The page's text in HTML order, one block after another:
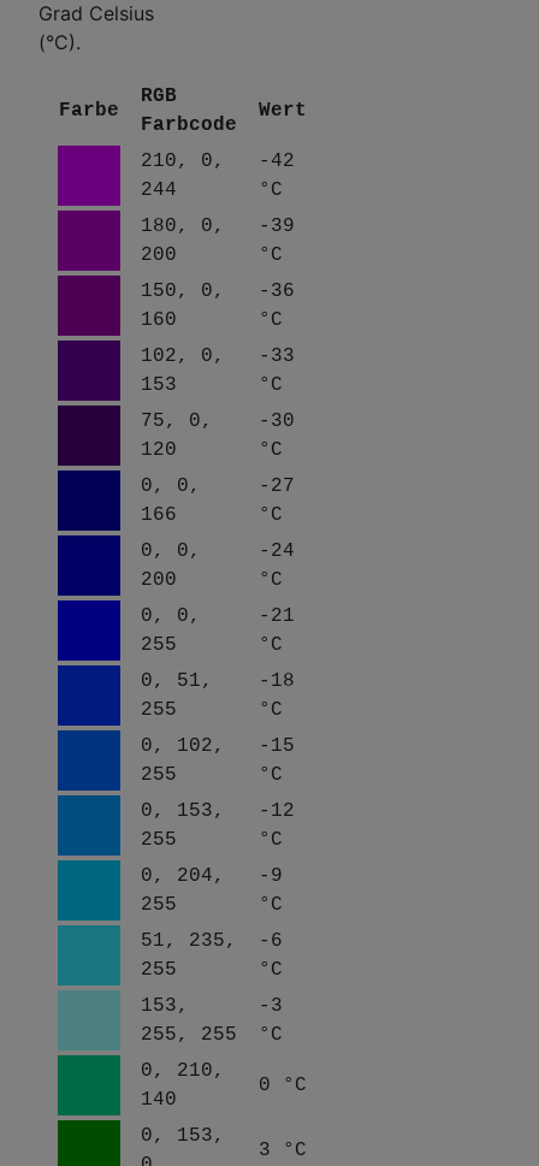
Grad Celsius
(°C).
Farbe
RGB
Farbcode
Wert
210, 0,
244
-42
°C
180, 0,
200
-39
°C
150, 0,
160
-36
°C
102, 0,
153
-33
°C
75, 0,
120
-30
°C
0, 0,
166
-27
°C
0, 0,
200
-24
°C
0, 0,
255
-21
°C
0, 51,
255
-18
°C
0, 102,
255
-15
°C
0, 153,
255
-12
°C
0, 204,
255
-9
°C
51, 235,
255
-6
°C
153,
255, 255
-3
°C
0, 210,
140
0 °C
0, 153,
3 °C